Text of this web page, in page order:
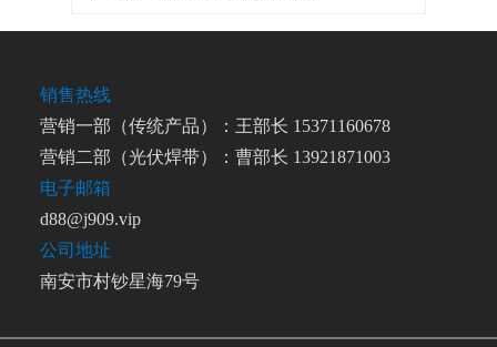
销售热线
营销一部（传统产品）：王部长 15371160678
营销二部（光伏焊带）：曹部长 13921871003
电子邮箱
d88@j909.vip
公司地址
南安市村钞星海79号